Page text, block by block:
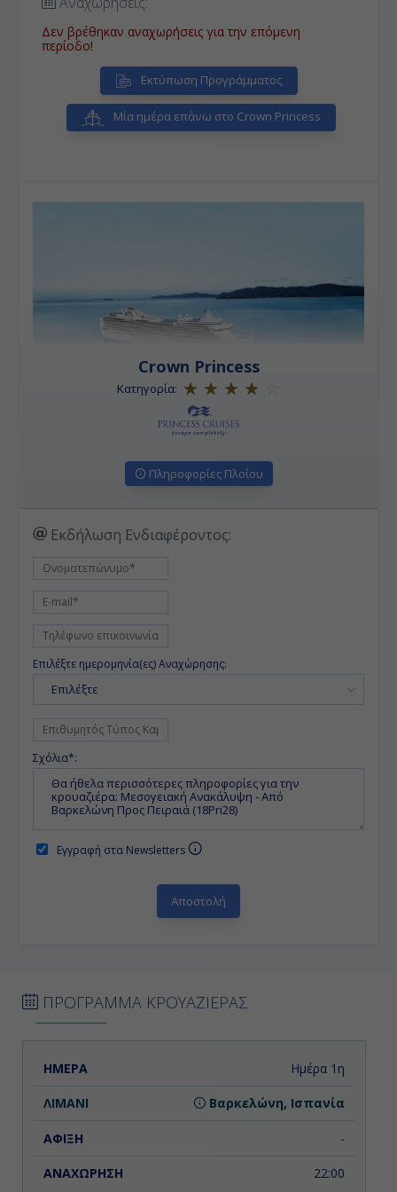
Δεν βρέθηκαν αναχωρήσεις για την επόμενη
περίοδο!
Εκτύπωση Προγράμματος
Μία ημέρα επάνω στο Crown Princess
Crown Princess
Κατηγορία:
Πληροφορίες Πλοίου
Εκδήλωση Ενδιαφέροντος:
Επιλέξτε ημερομηνία(ες) Αναχώρησης:
Επιλέξτε
Σχόλια*:
Εγγραφή στα Newsletters
ΠΡΟΓΡΑΜΜΑ ΚΡΟΥΑΖΙΕΡΑΣ
ΗΜΕΡΑ ΑΝΑΧΩΡΗΣΗ
Ημέρα 1η
Βαρκελώνη, Ισπανία
-
22:00